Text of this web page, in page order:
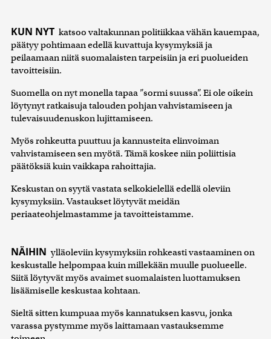
KUN NYT katsoo valtakunnan politiikkaa vähän kauempaa,
päätyy pohtimaan edellä kuvattuja kysymyksiä ja
peilaamaan niitä suomalaisten tarpeisiin ja eri puolueiden
tavoitteisiin.
Suomella on nyt monella tapaa ”sormi suussa”. Ei ole oikein
löytynyt ratkaisuja talouden pohjan vahvistamiseen ja
tulevaisuudenuskon lujittamiseen.
Myös rohkeutta puuttuu ja kannusteita elinvoiman
vahvistamiseen sen myötä. Tämä koskee niin poliittisia
päätöksiä kuin vaikkapa rahoittajia.
Keskustan on syytä vastata selkokielellä edellä oleviin
kysymyksiin. Vastaukset löytyvät meidän
periaateohjelmastamme ja tavoitteistamme.
NÄIHIN ylläoleviin kysymyksiin rohkeasti vastaaminen on
keskustalle helpompaa kuin millekään muulle puolueelle.
Siitä löytyvät myös avaimet suomalaisten luottamuksen
lisäämiselle keskustaa kohtaan.
Sieltä sitten kumpuaa myös kannatuksen kasvu, jonka
varassa pystymme myös laittamaan vastauksemme